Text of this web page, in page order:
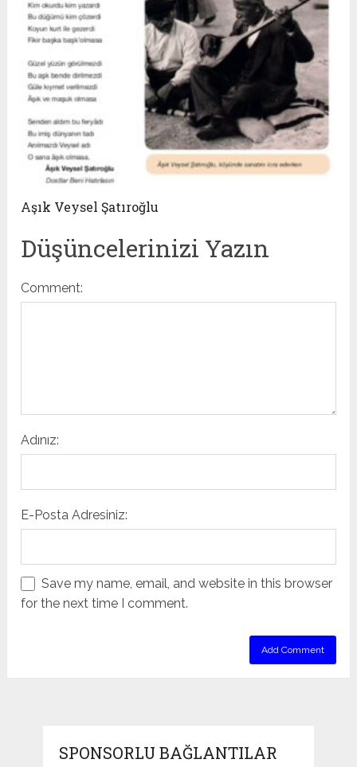
Aşık Veysel Şatıroğlu
Düşüncelerinizi Yazın
Comment:
Adınız:
E-Posta Adresiniz:
Save my name, email, and website in this browser
for the next time I comment.
SPONSORLU BAĞLANTILAR